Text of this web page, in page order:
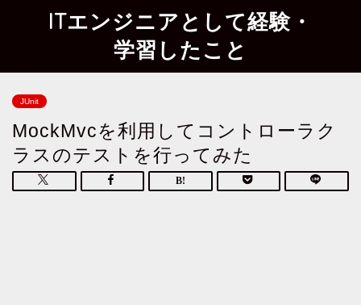
ITエンジニアとして経験・
学習したこと
JUnit
MockMvcを利用してコントローラク
ラスのテストを行ってみた